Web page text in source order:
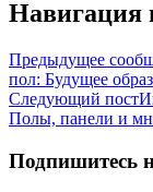
Навигация
Предыдущее
пол: Будущее
Следующий пост
Полы, панели и
Подпишитесь